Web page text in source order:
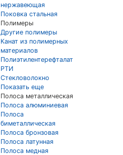
нержавеющая
Поковка стальная
Полимеры
Другие полимеры
Канат из полимерных
материалов
Полиэтилентерефталат
РТИ
Стекловолокно
Показать еще
Полоса металлическая
Полоса алюминиевая
Полоса
биметаллическая
Полоса бронзовая
Полоса латунная
Полоса медная